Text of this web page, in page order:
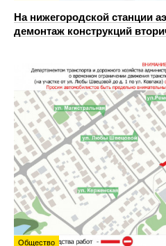
На нижегородской станции
демонтаж конструкций
Общество